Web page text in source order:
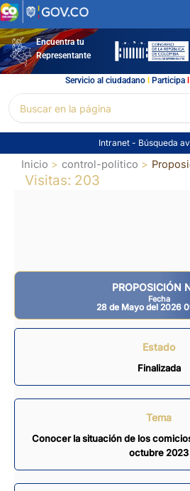
Ir
al
contenidoEncuentra tu
Representante
Servicio al ciudadano l Participal
por:
Intranet - Búsqueda
Inicio control-politico
Visitas: 203
PROPOSICIÓN
Fecha
28 de Mayo del 2026
Estado
Finalizada
Tema
Conocer la situación de los
octubre 2023